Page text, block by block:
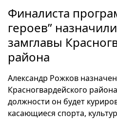
Россия
Мир
Здоровье
Еда
Мода
Театр
Кино
Финалиста
героев”
замглавы
района
Александр Рожков
Красногвардейского
должности он будет
касающиеся спорта,